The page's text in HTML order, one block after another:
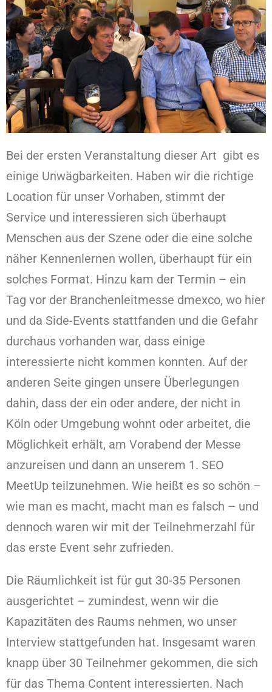
Bei der ersten Veranstaltung dieser Art gibt es
einige Unwägbarkeiten. Haben wir die richtige
Location für unser Vorhaben, stimmt der
Service und interessieren sich überhaupt
Menschen aus der Szene oder die eine solche
näher Kennenlernen wollen, überhaupt für ein
solches Format. Hinzu kam der Termin – ein
Tag vor der Branchenleitmesse dmexco, wo hier
und da Side-Events stattfanden und die Gefahr
durchaus vorhanden war, dass einige
interessierte nicht kommen konnten. Auf der
anderen Seite gingen unsere Überlegungen
dahin, dass der ein oder andere, der nicht in
Köln oder Umgebung wohnt oder arbeitet, die
Möglichkeit erhält, am Vorabend der Messe
anzureisen und dann an unserem 1. SEO
MeetUp teilzunehmen. Wie heißt es so schön –
wie man es macht, macht man es falsch – und
dennoch waren wir mit der Teilnehmerzahl für
das erste Event sehr zufrieden.
Die Räumlichkeit ist für gut 30-35 Personen
ausgerichtet – zumindest, wenn wir die
Kapazitäten des Raums nehmen, wo unser
Interview stattgefunden hat. Insgesamt waren
knapp über 30 Teilnehmer gekommen, die sich
für das Thema Content interessierten. Nach